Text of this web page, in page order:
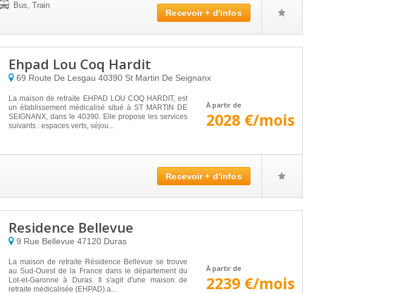
Bus, Train
Recevoir + d'infos
Ehpad Lou Coq Hardit
69 Route De Lesgau 40390 St Martin De Seignanx
La maison de retraite EHPAD LOU COQ HARDIT, est
un établissement médicalisé situé à ST MARTIN DE
SEIGNANX, dans le 40390. Elle propose les services
suivants : espaces verts, séjou...
À partir de
2028 €/mois
Recevoir + d'infos
Residence Bellevue
9 Rue Bellevue 47120 Duras
La maison de retraite Résidence Bellevue se trouve
au Sud-Ouest de la France dans le département du
Lot-et-Garonne à Duras. Il s'agit d'une maison de
retraite médicalisée (EHPAD) a...
À partir de
2239 €/mois